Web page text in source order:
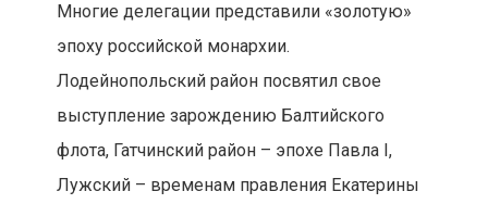
Многие делегации представили «золотую»
эпоху российской монархии.
Лодейнопольский район посвятил свое
выступление зарождению Балтийского
флота, Гатчинский район – эпохе Павла I,
Лужский – временам правления Екатерины